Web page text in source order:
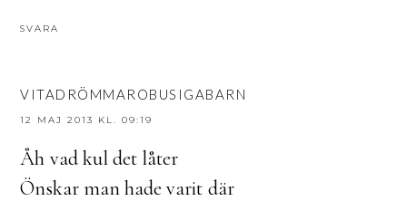
SVARA
VITADRÖMMAROBUSIGABARN
12 MAJ 2013 KL. 09:19
Åh vad kul det låter
Önskar man hade varit där